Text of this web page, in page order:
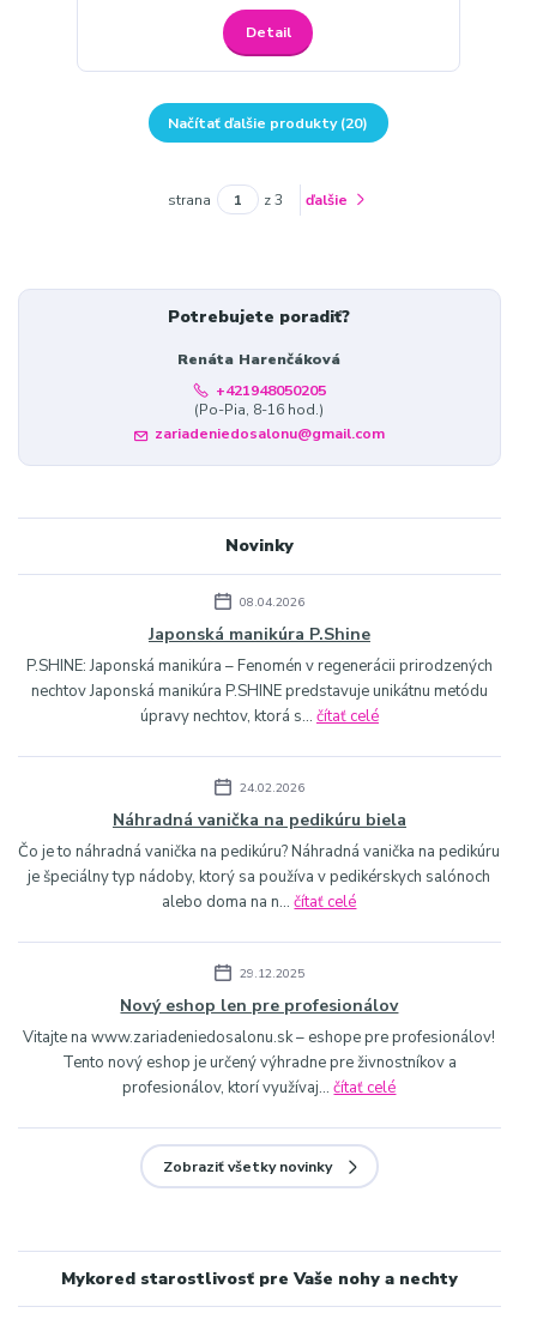
Detail
Načítať ďalšie produkty (20)
strana z 3 ďalšie
Potrebujete poradiť?
Renáta Harenčáková
+421948050205
(Po-Pia, 8-16 hod.)
zariadeniedosalonu@gmail.com
Novinky
08.04.2026
Japonská manikúra P.Shine
P.SHINE: Japonská manikúra – Fenomén v regenerácii prirodzených
nechtov Japonská manikúra P.SHINE predstavuje unikátnu metódu
úpravy nechtov, ktorá s... čítať celé
24.02.2026
Náhradná vanička na pedikúru biela
Čo je to náhradná vanička na pedikúru? Náhradná vanička na pedikúru
je špeciálny typ nádoby, ktorý sa používa v pedikérskych salónoch
alebo doma na n...čítať celé
29.12.2025
Nový eshop len pre profesionálov
Vitajte na www.zariadeniedosalonu.sk – eshope pre profesionálov!
Tento nový eshop je určený výhradne pre živnostníkov a
profesionálov, ktorí využívaj...čítať celé
Zobraziť všetky novinky
Mykored starostlivosť pre Vaše nohy a nechty